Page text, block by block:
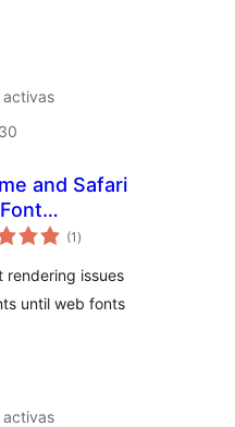
activas
and Safari
Fix
(1 total
de
)
rendering issues
until web fonts
activas